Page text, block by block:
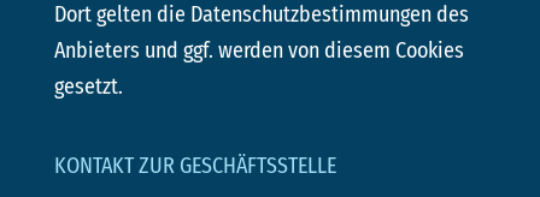
Dort gelten die Datenschutzbestimmungen des
Anbieters und ggf. werden von diesem Cookies
gesetzt.
KONTAKT ZUR GESCHÄFTSSTELLE